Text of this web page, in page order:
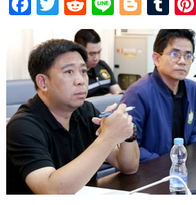
ac
e
b
o
o
k
w
itt
er
e
d
di
t
n
e
o
g
g
er
u
m
bl
r